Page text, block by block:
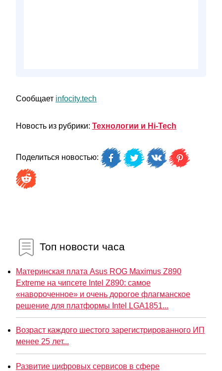
Сообщает infocity.tech
Новость из рубрики: Технологии и Hi-Tech
Поделиться новостью:
Топ новости часа
Материнская плата Asus ROG Maximus Z890
Extreme на чипсете Intel Z890: самое
«навороченное» и очень дорогое флагманское
решение для платформы Intel LGA1851...
Возраст каждого шестого зарегистрированного ИП
менее 25 лет...
Развитие цифровых сервисов в сфере